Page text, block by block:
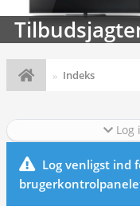
Indeks
Log
Log venligst ind